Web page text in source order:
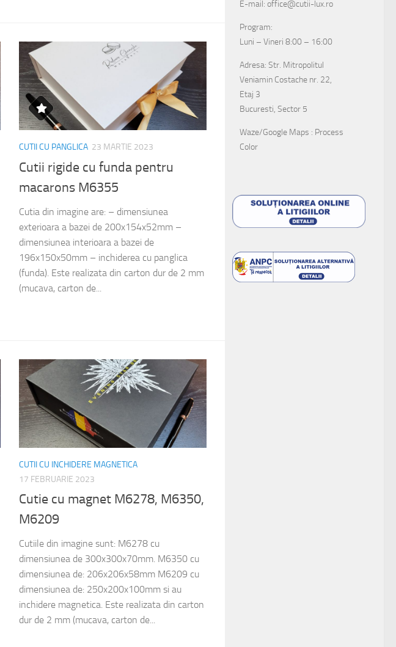
CUTII CU PANGLICA 23 MARTIE 2023
Cutii rigide cu funda pentru
macarons M6355
Cutia din imagine are: – dimensiunea
exterioara a bazei de 200x154x52mm –
dimensiunea interioara a bazei de
196x150x50mm – inchiderea cu panglica
(funda). Este realizata din carton dur de 2 mm
(mucava, carton de...
CUTII CU INCHIDERE MAGNETICA
17 FEBRUARIE 2023
Cutie cu magnet M6278, M6350,
M6209
Cutiile din imagine sunt: M6278 cu
dimensiunea de 300x300x70mm. M6350 cu
dimensiunea de: 206x206x58mm M6209 cu
dimensiunea de: 250x200x100mm si au
inchidere magnetica. Este realizata din carton
dur de 2 mm (mucava, carton de...
E-mail: office@cutii-lux.ro
Program:
Luni – Vineri 8:00 – 16:00
Adresa: Str. Mitropolitul
Veniamin Costache nr. 22,
Etaj 3
Bucuresti, Sector 5
Waze/Google Maps : Process
Color